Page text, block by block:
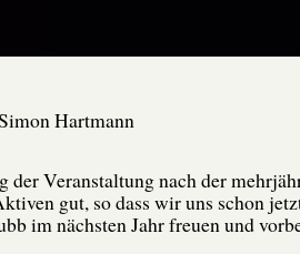
Hartmann
der Veranstaltung nach der
gut, so dass wir uns schon
im nächsten Jahr freuen und